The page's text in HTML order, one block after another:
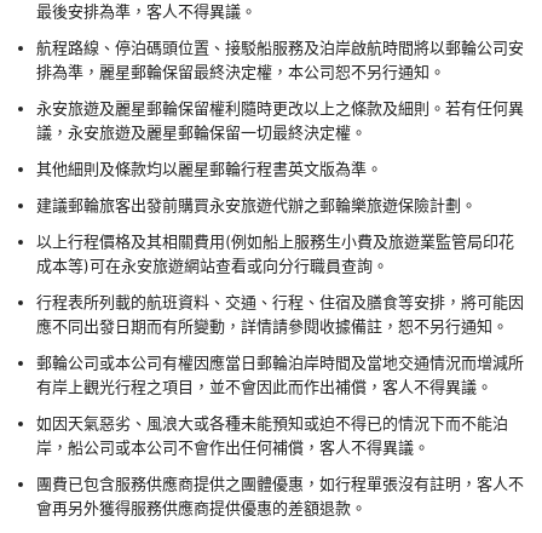
最後安排為準，客人不得異議。
航程路線、停泊碼頭位置、接駁船服務及泊岸啟航時間將以郵輪公司安
排為準，麗星郵輪保留最終決定權，本公司恕不另行通知。
永安旅遊及麗星郵輪保留權利隨時更改以上之條款及細則。若有任何異
議，永安旅遊及麗星郵輪保留一切最終決定權。
其他細則及條款均以麗星郵輪行程書英文版為準。
建議郵輪旅客出發前購買永安旅遊代辦之郵輪樂旅遊保險計劃。
以上行程價格及其相關費用(例如船上服務生小費及旅遊業監管局印花
成本等)可在永安旅遊網站查看或向分行職員查詢。
行程表所列載的航班資料、交通、行程、住宿及膳食等安排，將可能因
應不同出發日期而有所變動，詳情請參閱收據備註，恕不另行通知。
郵輪公司或本公司有權因應當日郵輪泊岸時間及當地交通情況而增減所
有岸上觀光行程之項目，並不會因此而作出補償，客人不得異議。
如因天氣惡劣、風浪大或各種未能預知或迫不得已的情況下而不能泊
岸，船公司或本公司不會作出任何補償，客人不得異議。
團費已包含服務供應商提供之團體優惠，如行程單張沒有註明，客人不
會再另外獲得服務供應商提供優惠的差額退款。